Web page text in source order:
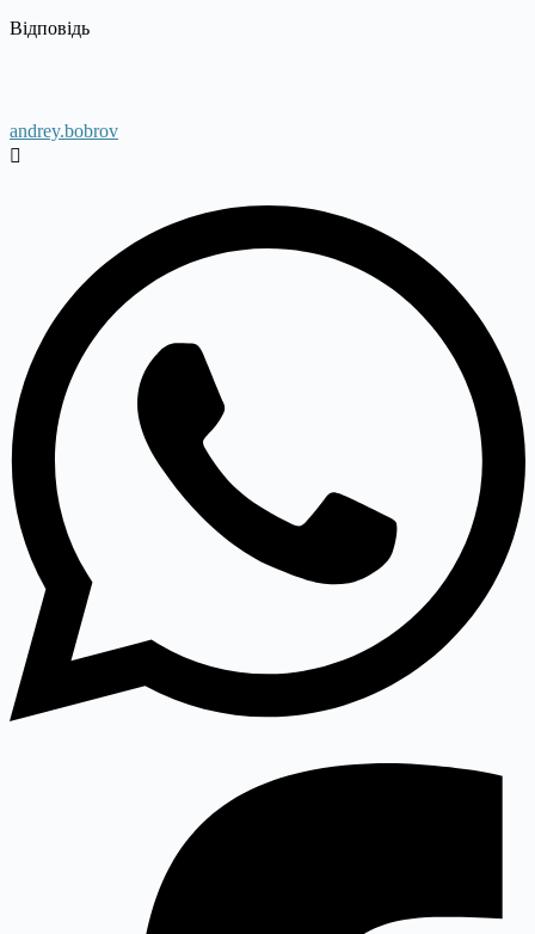
Відповідь
andrey.bobrov